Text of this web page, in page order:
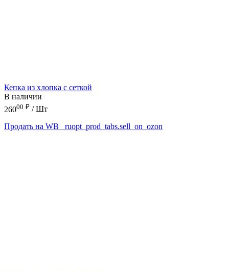
Кепка из хлопка с сеткой
В наличии
26000 ₽ / Шт
Продать на WB
_ruopt_prod_tabs.sell_on_ozon